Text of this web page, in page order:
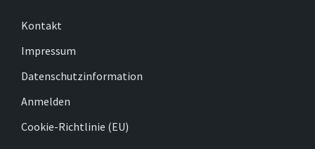
Kontakt
Impressum
Datenschutzinformation
Anmelden
Cookie-Richtlinie (EU)